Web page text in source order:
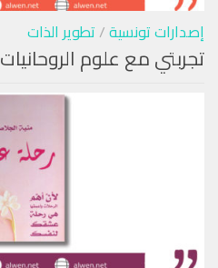
إصدارات تونسية/ تطوير الذات
تجربتي مع علوم الروحانيات